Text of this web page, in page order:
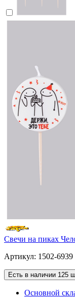
Свечи на пиках
Артикул: 1502-6939
Есть в наличии 125
Основной